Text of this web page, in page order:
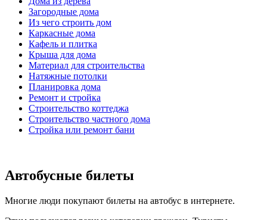
Загородные дома
Из чего строить дом
Каркасные дома
Кафель и плитка
Крыша для дома
Материал для строительства
Натяжные потолки
Планировка дома
Ремонт и стройка
Строительство коттеджа
Строительство частного дома
Стройка или ремонт бани
Автобусные билеты
Многие люди покупают билеты на автобус в интернете.